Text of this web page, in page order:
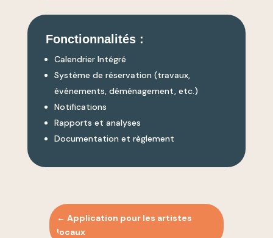
Fonctionnalités :
Calendrier Intégré
Système de réservation (travaux,
événements, déménagement, etc.)
Notifications
Rapports et analyses
Documentation et règlement
← Application pour les artistes
locaux